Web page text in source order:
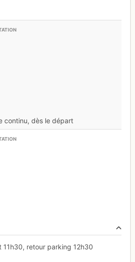
continu, dès le départ
11h30, retour parking 12h30